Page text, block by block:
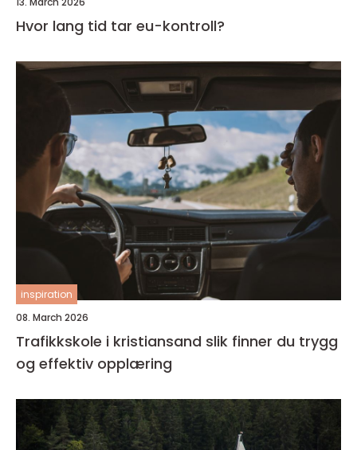
Hvor lang tid tar eu-kontroll?
inspiration
08. March 2026
Trafikkskole i kristiansand slik finner du trygg
og effektiv opplæring